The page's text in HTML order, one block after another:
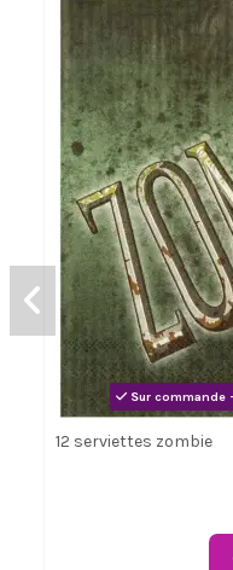
Sur commande
12 serviettes zombie